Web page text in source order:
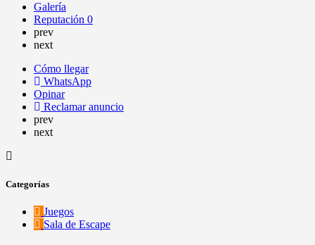
Galería
Reputación 0
prev
next
Cómo llegar
WhatsApp
Opinar
Reclamar anuncio
prev
next
Categorías
Juegos
Sala de Escape